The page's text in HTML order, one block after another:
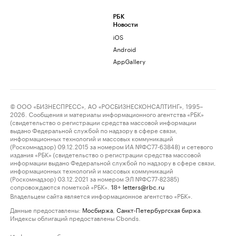
РБК
Новости
iOS
Android
AppGallery
© ООО «БИЗНЕСПРЕСС», АО «РОСБИЗНЕСКОНСАЛТИНГ», 1995–
2026. Сообщения и материалы информационного агентства «РБК»
(свидетельство о регистрации средства массовой информации
выдано Федеральной службой по надзору в сфере связи,
информационных технологий и массовых коммуникаций
(Роскомнадзор) 09.12.2015 за номером ИА №ФС77-63848) и сетевого
издания «РБК» (свидетельство о регистрации средства массовой
информации выдано Федеральной службой по надзору в сфере связи,
информационных технологий и массовых коммуникаций
(Роскомнадзор) 03.12.2021 за номером ЭЛ №ФС77-82385)
сопровождаются пометкой «РБК».
18+ letters@rbc.ru
Владельцем сайта является информационное агентство «РБК».
Данные предоставлены: Мосбиржа Санкт-Петербургская биржа
Индексы облигаций предоставлены Cbonds.